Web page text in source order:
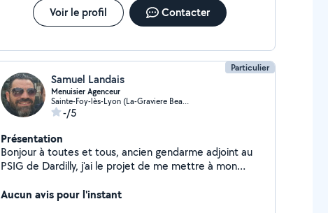
Voir le profil Contacter
Particulier
Samuel Landais
Menuisier Agenceur
Sainte-Foy-lès-Lyon (La-Graviere Beaunant)
-/5
Présentation
Bonjour à toutes et tous, ancien gendarme adjoint au
PSIG de Dardilly, j'ai le projet de me mettre à mon
spécialisé dans le domaine du Bois. Conception et
Aucun avis pour l'instant